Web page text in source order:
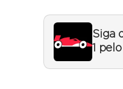
Siga
1